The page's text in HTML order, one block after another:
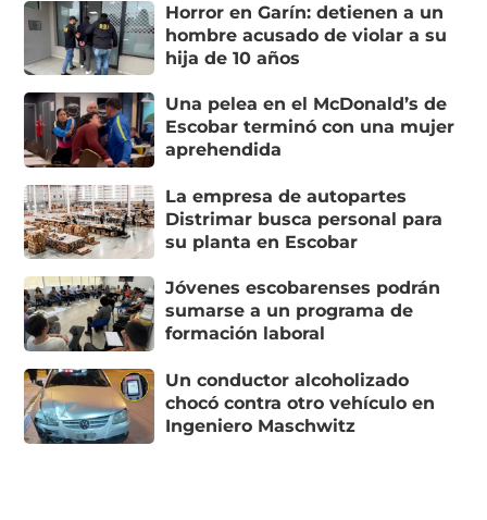
Horror en Garín: detienen a un
hombre acusado de violar a su
hija de 10 años
Una pelea en el McDonald’s de
Escobar terminó con una mujer
aprehendida
La empresa de autopartes
Distrimar busca personal para
su planta en Escobar
Jóvenes escobarenses podrán
sumarse a un programa de
formación laboral
Un conductor alcoholizado
chocó contra otro vehículo en
Ingeniero Maschwitz